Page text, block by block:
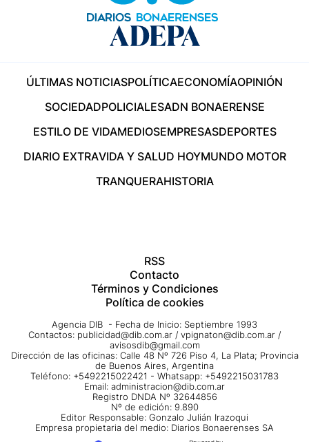
ÚLTIMAS NOTICIASPOLÍTICAECONOMÍAOPINIÓN
SOCIEDADPOLICIALESADN BONAERENSE
ESTILO DE VIDAMEDIOSEMPRESASDEPORTES
DIARIO EXTRAVIDA Y SALUD HOYMUNDO MOTOR
TRANQUERAHISTORIA
RSS
Contacto
Términos y Condiciones
Política de cookies
Agencia DIB - Fecha de Inicio: Septiembre 1993
Contactos: publicidad@dib.com.ar / vpignaton@dib.com.ar /
avisosdib@gmail.com
Dirección de las oficinas: Calle 48 Nº 726 Piso 4, La Plata; Provincia
de Buenos Aires, Argentina
Teléfono: +5492215022421 - Whatsapp: +5492215031783
Email: administracion@dib.com.ar
Registro DNDA Nº 32644856
Nº de edición: 9.890
Editor Responsable: Gonzalo Julián Irazoqui
Empresa propietaria del medio: Diarios Bonaerenses SA